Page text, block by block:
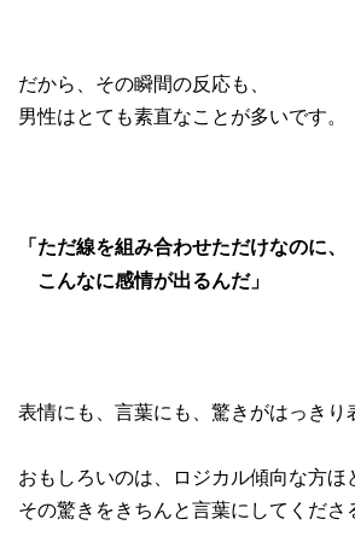
だから、その瞬間の反応も、
男性はとても素直なことが多いです。
「ただ線を組み合わせただけなのに、
こんなに感情が出るんだ」
表情にも、言葉にも、驚きがはっきり
おもしろいのは、ロジカル傾向な方ほ
その驚きをきちんと言葉にしてくださ